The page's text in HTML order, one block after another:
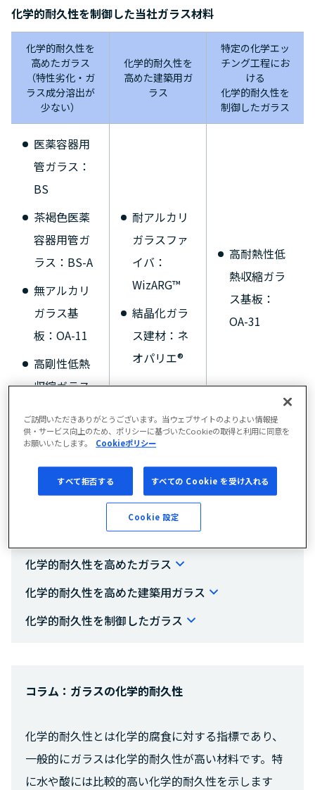
化学的耐久性を制御した当社ガラス材料
化学的耐久性を
高めたガラス
（特性劣化・ガ
ラス成分溶出が
少ない）
化学的耐久性を
高めた建築用ガ
ラス
特定の化学エッ
チング工程にお
ける
化学的耐久性を
制御したガラス
医薬容器用
管ガラス：
BS
茶褐色医薬
容器用管ガ
ラス：BS-A
無アルカリ
ガラス基
板：OA-11
高剛性低熱
収縮ガラス
20
耐アルカリ
ガラスファ
イバ：
WizARG™
結晶化ガラ
ス建材：ネ
オパリエ®
高耐熱性低
熱収縮ガラ
ス基板：
OA-31
目次
コラム：ガラスの化学的耐久性
化学的耐久性を高めたガラス
化学的耐久性を高めた建築用ガラス
化学的耐久性を制御したガラス
コラム：ガラスの化学的耐久性
化学的耐久性とは化学的腐食に対する指標であり、
一般的にガラスは化学的耐久性が高い材料です。特
に水や酸には比較的高い化学的耐久性を示します
ご訪問いただきありがとうございます。当ウェブサイトのよりよい情報提
供・サービス向上のため、ポリシーに基づいたCookieの取得と利用に同意を
お願いいたします。
Cookieポリシー
すべて拒否する すべての Cookie を受け入れる
Cookie 設定